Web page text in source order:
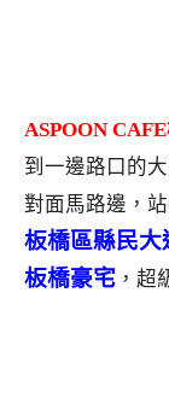
ASPOON
到一邊路口的
對面馬路邊，
板橋區縣民大
板橋豪宅 ，超